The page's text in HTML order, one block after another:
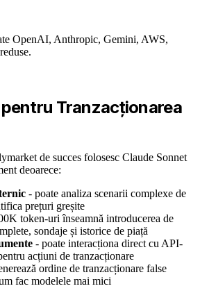
OpenAI, Anthropic, Gemini, AWS,
pentru Tranzacționarea
de succes folosesc Claude Sonnet
deoarece:
- poate analiza scenarii complexe de
prețuri greșite
token-uri înseamnă introducerea de
sondaje și istorice de piață
- poate interacționa direct cu API-
acțiuni de tranzacționare
ordine de tranzacționare false
fac modelele mai mici